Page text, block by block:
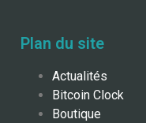
Plan du site
Actualités
Bitcoin Clock
Boutique